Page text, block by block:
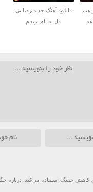
دانلود آهنگ جدید رضا بی
دل به نام بریدم
کاهش جفنگ استفاده می‌کند. درباره